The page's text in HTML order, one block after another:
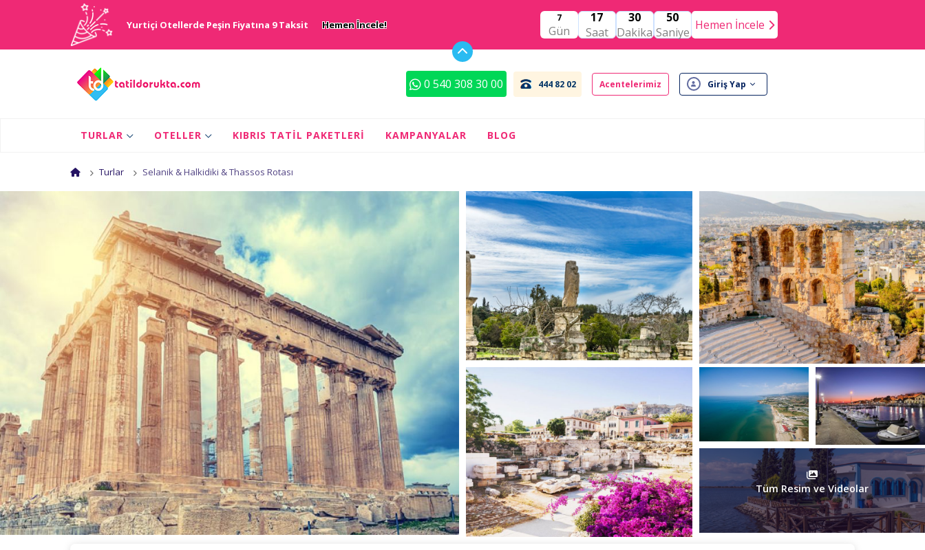
Yurtiçi Otellerde Peşin Fiyatına 9 Taksit Hemen İncele!
7
Gün
17
Saat
30
Dakika
49
Saniye Hemen İncele
0 540 308 30 00 444 82 02 Acentelerimiz Giriş Yap
TURLAR OTELLER KIBRIS TATIL PAKETLERI KAMPANYALAR BLOG
Turlar Selanik & Halkidiki & Thassos Rotası
Tüm Resim ve Videolar